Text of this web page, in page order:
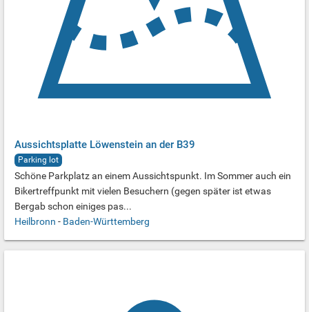
Aussichtsplatte Löwenstein an der B39
Parking lot
Schöne Parkplatz an einem Aussichtspunkt. Im Sommer auch ein
Bikertreffpunkt mit vielen Besuchern (gegen später ist etwas
Bergab schon einiges pas...
Heilbronn - Baden-Württemberg